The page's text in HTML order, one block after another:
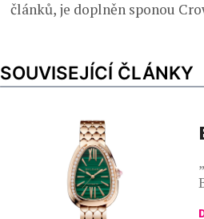
článků, je doplněn sponou
SOUVISEJÍCÍ ČLÁNKY